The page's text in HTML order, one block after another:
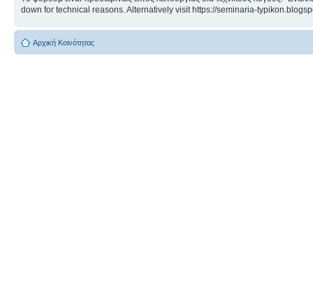
down for technical reasons. Alternatively visit https://seminaria-
Αρχική Κοινότητας